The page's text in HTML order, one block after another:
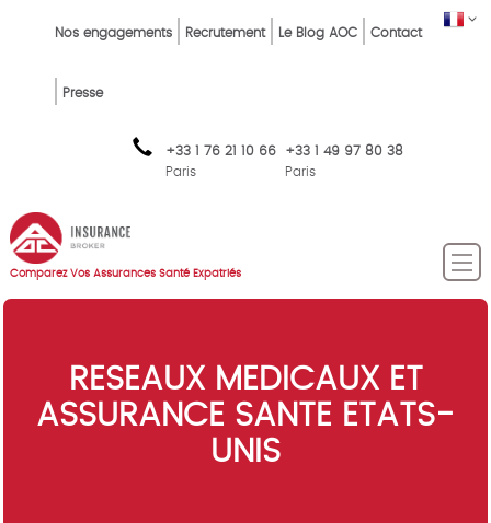
FR
Top
FR
Nos engagements Recrutement Le Blog AOC Contact
Presse
+33 1 76 21 10 66
Paris
+33 1 49 97 80 38
Paris
Comparez Vos Assurances Santé Expatriés
RESEAUX MEDICAUX ET
ASSURANCE SANTE ETATS-
UNIS